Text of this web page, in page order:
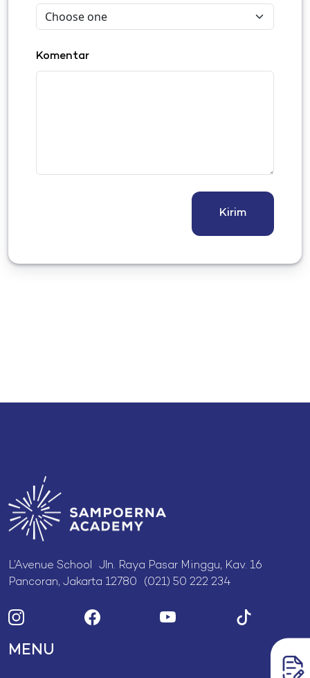
Komentar
Kirim
L’Avenue School Jln. Raya Pasar Minggu, Kav. 16
Pancoran, Jakarta 12780 (021) 50 222 234
MENU